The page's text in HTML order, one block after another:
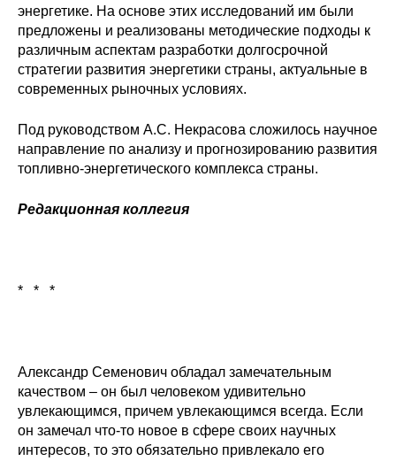
энергетике. На основе этих исследований им были
предложены и реализованы методические подходы к
различным аспектам разработки долгосрочной
стратегии развития энергетики страны, актуальные в
современных рыночных условиях.
Под руководством А.С. Некрасова сложилось научное
направление по анализу и прогнозированию развития
топливно-энергетического комплекса страны.
Редакционная коллегия
* * *
Александр Семенович обладал замечательным
качеством – он был человеком удивительно
увлекающимся, причем увлекающимся всегда. Если
он замечал что-то новое в сфере своих научных
интересов, то это обязательно привлекало его